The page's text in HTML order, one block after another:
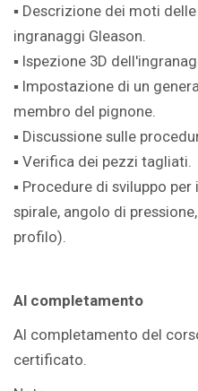
▪ Descrizione dei moti
ingranaggi Gleason.
▪ Ispezione 3D
▪ Impostazione di un
membro del pignone.
▪ Discussione sulle
▪ Verifica dei pezzi tagliati.
▪ Procedure di sviluppo
spirale, angolo di
profilo).
Al completamento
Al completamento del
certificato.